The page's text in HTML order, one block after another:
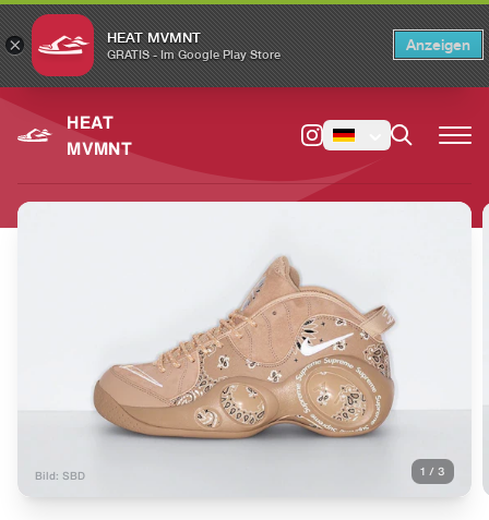
× HEAT MVMNT
GRATIS - Im Google Play Store
Anzeigen
HEAT
MVMNT
Bild: SBD 1 / 3
Switch to the English version? Switch ×